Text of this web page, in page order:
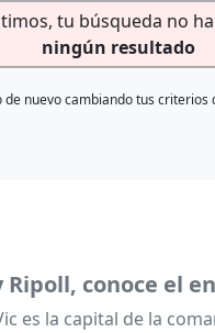
tu búsqueda no
ningún resultado
nuevo cambiando tus criterios
Ripoll, conoce el
es la capital de la